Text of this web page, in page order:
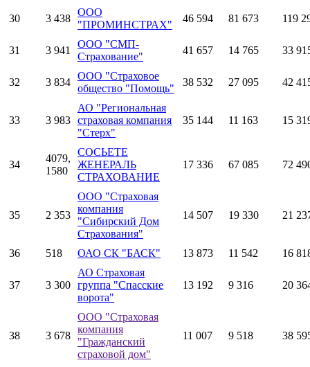
30 3 438
ООО
"ПРОМИНСТРАХ"
46 594 81 673 119
31 3 941
ООО "СМП-
Страхование"
41 657 14 765 33
32 3 834
ООО "Страховое
общество "Помощь"
38 532 27 095 42
33 3 983
АО "Региональная
страховая компания
"Стерх"
35 144 11 163 15
34
4079,
1580
СОСЬЕТЕ
ЖЕНЕРАЛЬ
СТРАХОВАНИЕ
17 336 67 085 72
35 2 353
ООО "Страховая
компания
"Сибирский Дом
Страхования"
14 507 19 330 21
36 518 ОАО СК "БАСК" 13 873 11 542 16
37 3 300
АО Страховая
группа "Спасские
ворота"
13 192 9 316 20
38 3 678
ООО "Страховая
компания
"Гражданский
страховой дом"
11 007 9 518 38